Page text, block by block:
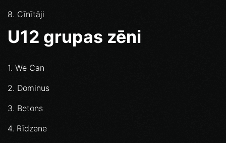
8. Cīnītāji
U12 grupas zēni
1. We Can
2. Dominus
3. Betons
4. Rīdzene